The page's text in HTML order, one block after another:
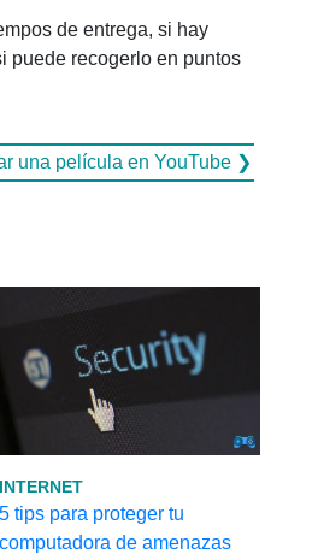
de entrega, si hay
puede recogerlo en puntos
una película en YouTube ❯
INTERNET
5 tips para proteger tu
computadora de amenazas